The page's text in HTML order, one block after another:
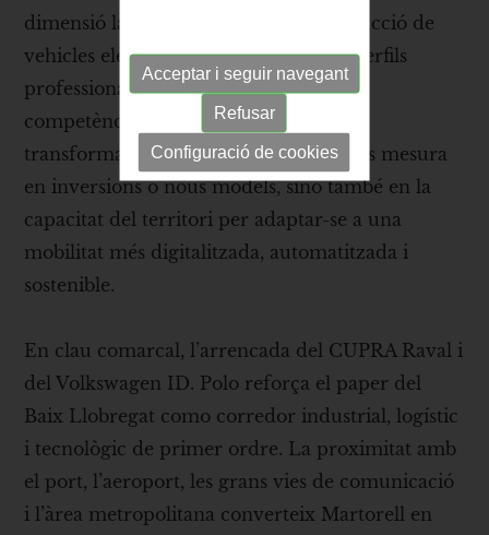
dimensió laboral i formativa. La producció de
vehicles elèctrics obliga a actualitzar perfils
professionals, processos industrials i
competències tècniques. Per això, la
transformació de la planta no només es mesura
en inversions o nous models, sinó també en la
capacitat del territori per adaptar-se a una
mobilitat més digitalitzada, automatitzada i
sostenible.
En clau comarcal, l’arrencada del CUPRA Raval i
del Volkswagen ID. Polo reforça el paper del
Baix Llobregat como corredor industrial, logístic
i tecnològic de primer ordre. La proximitat amb
el port, l’aeroport, les grans vies de comunicació
i l’àrea metropolitana converteix Martorell en
Acceptar i seguir navegant
Refusar
Configuració de cookies